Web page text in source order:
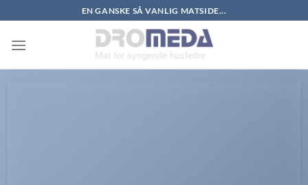
to
content
EN GANSKE SÅ VANLIG MATSIDE...